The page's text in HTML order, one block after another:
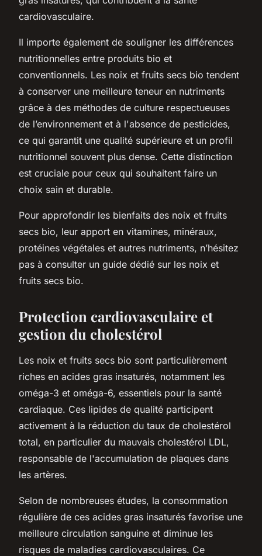
cardiovasculaire.
Il importe également de souligner les différences
nutritionnelles entre produits bio et
conventionnels. Les noix et fruits secs bio tendent
à conserver une meilleure teneur en nutriments
grâce à des méthodes de culture respectueuses
de l’environnement et à l'absence de pesticides,
ce qui garantit une qualité supérieure et un profil
nutritionnel souvent plus dense. Cette distinction
est cruciale pour ceux qui souhaitent faire un
choix sain et durable.
Pour approfondir les bienfaits des noix et fruits
secs bio, leur apport en vitamines, minéraux,
protéines végétales et autres nutriments, n’hésitez
pas à consulter un guide dédié sur les noix et
fruits secs bio.
Protection cardiovasculaire et
gestion du cholestérol
Les noix et fruits secs bio sont particulièrement
riches en acides gras insaturés, notamment les
oméga-3 et oméga-6, essentiels pour la santé
cardiaque. Ces lipides de qualité participent
activement à la réduction du taux de cholestérol
total, en particulier du mauvais cholestérol LDL,
responsable de l'accumulation de plaques dans
les artères.
Selon de nombreuses études, la consommation
régulière de ces acides gras insaturés favorise une
meilleure circulation sanguine et diminue les
risques de maladies cardiovasculaires. Ce